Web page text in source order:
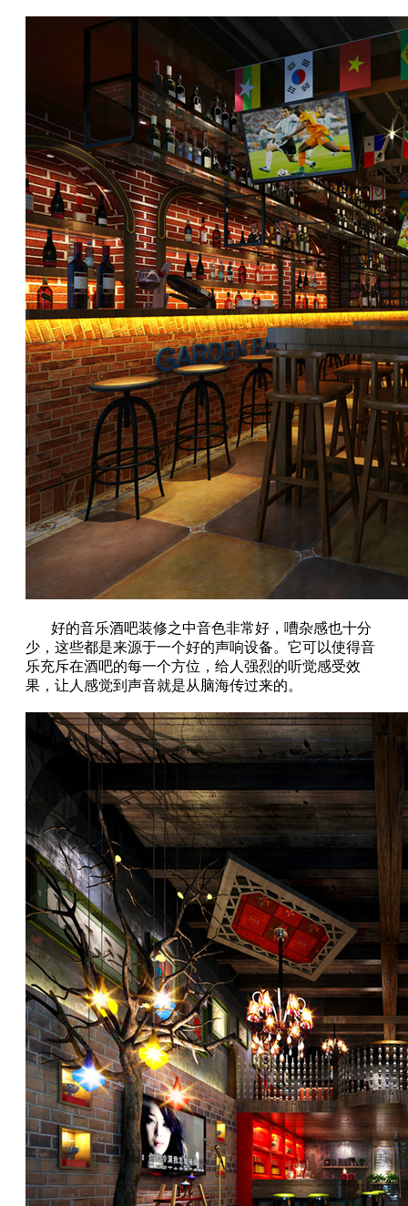
好的音乐酒吧装修之中音色非常好，嘈杂感也十分
少，这些都是来源于一个好的声响设备。它可以使得音
乐充斥在酒吧的每一个方位，给人强烈的听觉感受效
果，让人感觉到声音就是从脑海传过来的。